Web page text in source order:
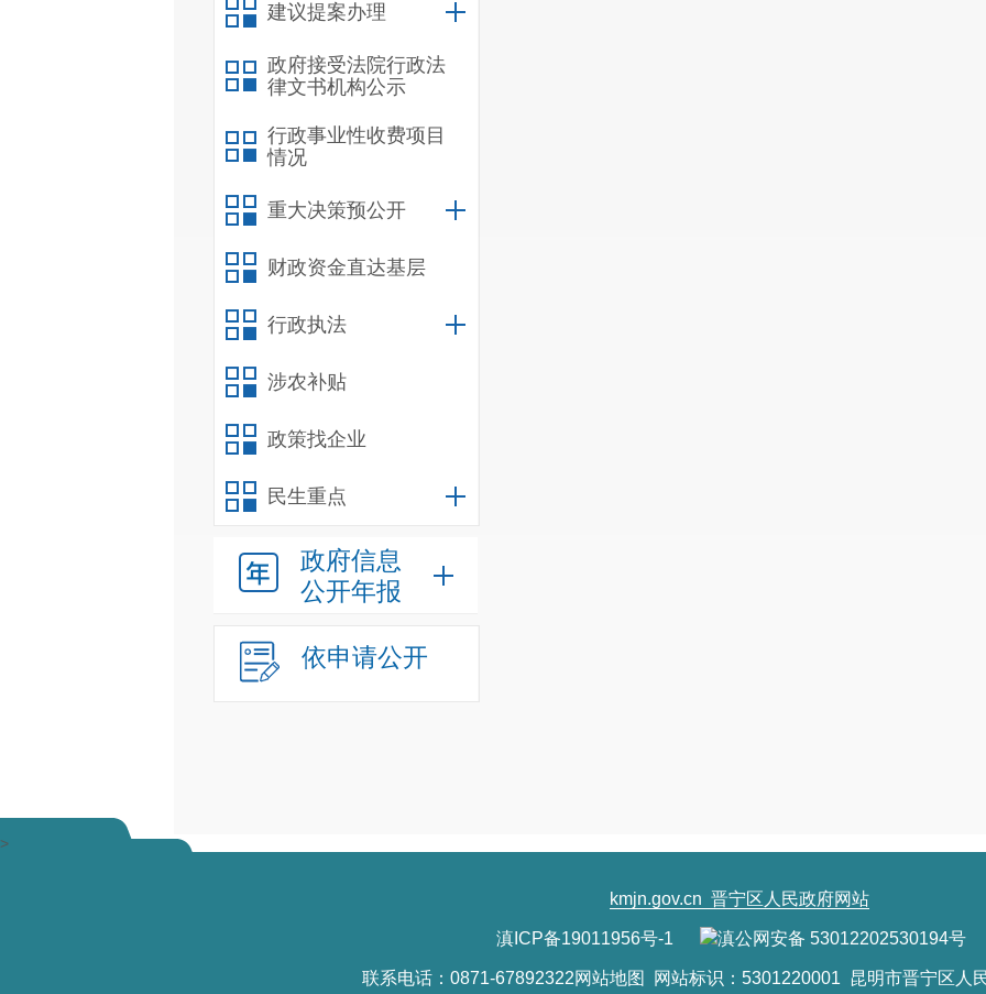
建议提案办理
政府接受法院行政法
律文书机构公示
行政事业性收费项目
情况
重大决策预公开
财政资金直达基层
行政执法
涉农补贴
政策找企业
民生重点
政府信息
公开年报
依申请公开
费信用A级经营主体的守信激励措施，并纳入《全国
行纳税义务，营造诚信经营社会环境。推动涉税专业
用评价结果应用及分级分类管理，发挥信用监管在引
>
kmjn.gov.cn 晋宁区人民政府网站
滇ICP备19011956号-1 滇公网安备 53012202530194号
联系电话：0871-67892322网站地图 网站标识：5301220001 昆明市晋宁区人